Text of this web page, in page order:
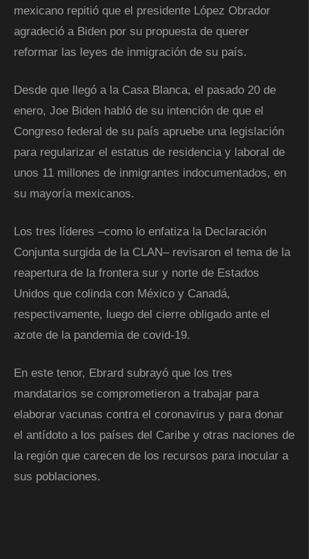
mexicano repitió que el presidente López Obrador
agradeció a Biden por su propuesta de querer
reformar las leyes de inmigración de su país.
Desde que llegó a la Casa Blanca, el pasado 20 de
enero, Joe Biden habló de su intención de que el
Congreso federal de su país apruebe una legislación
para regularizar el estatus de residencia y laboral de
unos 11 millones de inmigrantes indocumentados, en
su mayoría mexicanos.
Los tres líderes –como lo enfatiza la Declaración
Conjunta surgida de la CLAN– revisaron el tema de la
reapertura de la frontera sur y norte de Estados
Unidos que colinda con México y Canadá,
respectivamente, luego del cierre obligado ante el
azote de la pandemia de covid-19.
En este tenor, Ebrard subrayó que los tres
mandatarios se comprometieron a trabajar para
elaborar vacunas contra el coronavirus y para donar
el antídoto a los países del Caribe y otras naciones de
la región que carecen de los recursos para inocular a
sus poblaciones.